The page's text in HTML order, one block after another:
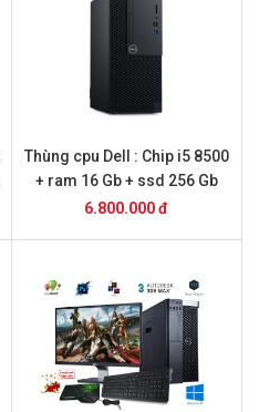
Thùng cpu Dell : Chip i5 8500
+ ram 16 Gb + ssd 256 Gb
6.800.000 đ